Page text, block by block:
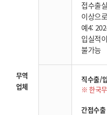
무역
업체
접수출
이상으
예4:
입실적
불가능
직수출/
한국
간접수